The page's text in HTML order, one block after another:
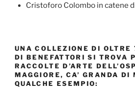
Cristoforo Colombo in catene
UNA COLLEZIONE DI
DI BENEFATTORI SI TROVA
RACCOLTE D’ARTE
MAGGIORE, CA’ GRANDA DI
QUALCHE ESEMPIO: